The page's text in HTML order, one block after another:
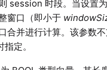
session 时段。当设置为
窗口（即小于
合并进行计算。该参数
定。